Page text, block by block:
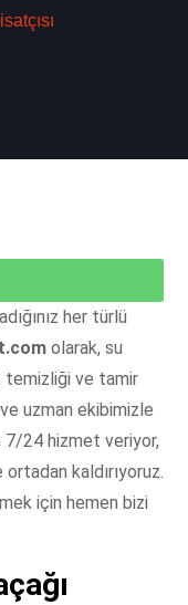
her türlü
olarak, su
temizliği ve tamir
uzman ekibimizle
7/24 hizmet veriyor,
ortadan kaldırıyoruz.
için hemen bizi